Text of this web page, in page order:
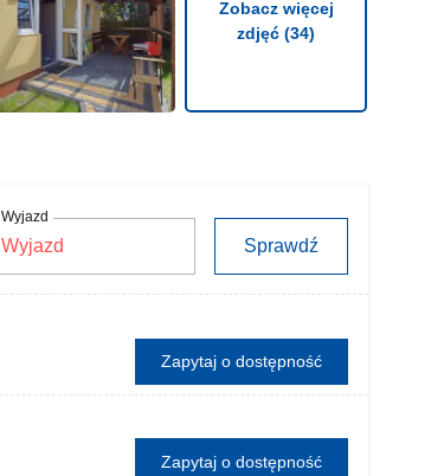
Zobacz więcej
zdjęć (34)
Wyjazd
Sprawdź
Zapytaj o dostępność
Zapytaj o dostępność